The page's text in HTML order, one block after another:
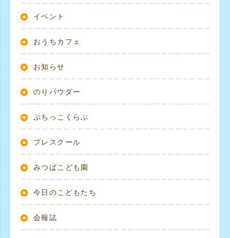
イベント
おうちカフェ
お知らせ
のりパウダー
ぷちっこくらぶ
プレスクール
みつばこども園
今日のこどもたち
会報誌